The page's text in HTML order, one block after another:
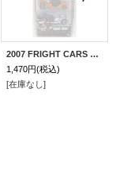
2007 FRIGHT CARS 5-PACK 【'58 Thunderbird /'57 Plymouth Fury /Ford Lightning /Hot Tub /Low Carbs】
1,470円(税込)
[在庫なし]